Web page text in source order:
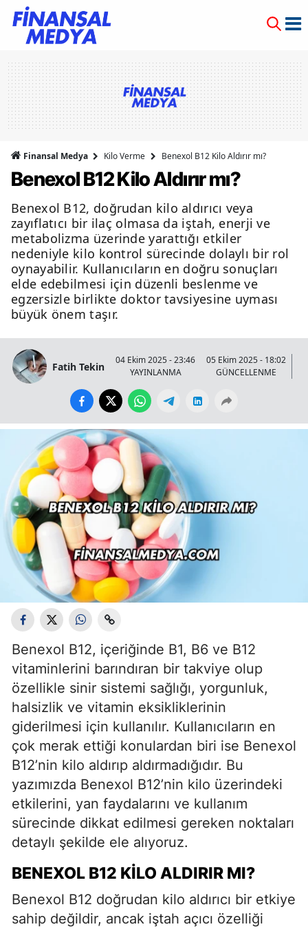
Finansal Medya Kilo Verme Benexol B12 Kilo Aldırır mı?
Benexol B12 Kilo Aldırır mı?
Benexol B12, doğrudan kilo aldırıcı veya
zayıflatıcı bir ilaç olmasa da iştah, enerji ve
metabolizma üzerinde yarattığı etkiler
nedeniyle kilo kontrol sürecinde dolaylı bir rol
oynayabilir. Kullanıcıların en doğru sonuçları
elde edebilmesi için düzenli beslenme ve
egzersizle birlikte doktor tavsiyesine uyması
büyük önem taşır.
Fatih Tekin
04 Ekim 2025 - 23:46
YAYINLANMA
05 Ekim 2025 - 18:02
GÜNCELLENME
Benexol B12, içeriğinde B1, B6 ve B12
vitaminlerini barındıran bir takviye olup
özellikle sinir sistemi sağlığı, yorgunluk,
halsizlik ve vitamin eksikliklerinin
giderilmesi için kullanılır. Kullanıcıların en
çok merak ettiği konulardan biri ise Benexol
B12’nin kilo aldırıp aldırmadığıdır. Bu
yazımızda Benexol B12’nin kilo üzerindeki
etkilerini, yan faydalarını ve kullanım
sürecinde dikkat edilmesi gereken noktaları
detaylı şekilde ele alıyoruz.
BENEXOL B12 KILO ALDIRIR MI?
Benexol B12 doğrudan kilo aldırıcı bir etkiye
sahip değildir, ancak iştah açıcı özelliği